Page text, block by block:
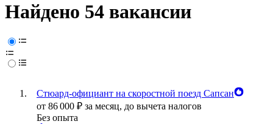
Найдено 54 вакансии
Стюард-официант на скоростной поезд Сапсан
от 86 000 ₽ за месяц, до вычета налогов
Без опыта